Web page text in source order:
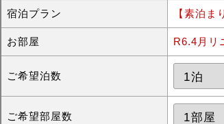
宿泊プラン 【素泊ま
お部屋 R6.4月リ
ご希望泊数
ご希望部屋数